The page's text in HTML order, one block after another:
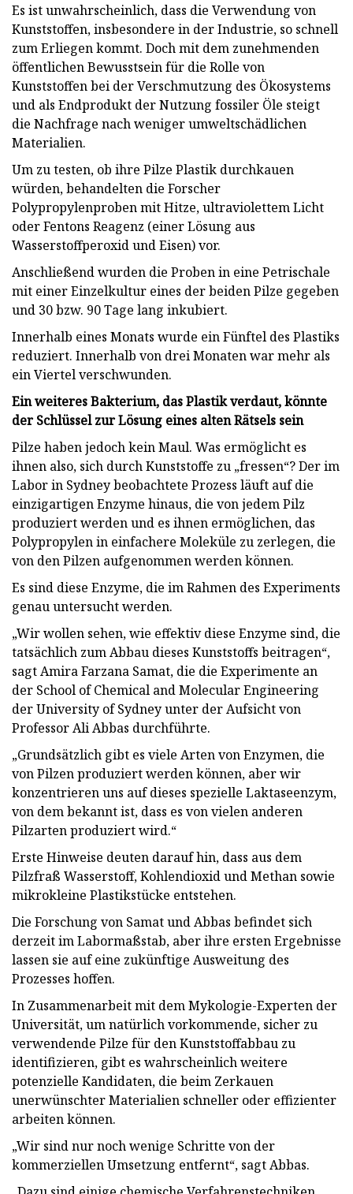
Es ist unwahrscheinlich, dass die Verwendung von
Kunststoffen, insbesondere in der Industrie, so schnell
zum Erliegen kommt. Doch mit dem zunehmenden
öffentlichen Bewusstsein für die Rolle von
Kunststoffen bei der Verschmutzung des Ökosystems
und als Endprodukt der Nutzung fossiler Öle steigt
die Nachfrage nach weniger umweltschädlichen
Materialien.
Um zu testen, ob ihre Pilze Plastik durchkauen
würden, behandelten die Forscher
Polypropylenproben mit Hitze, ultraviolettem Licht
oder Fentons Reagenz (einer Lösung aus
Wasserstoffperoxid und Eisen) vor.
Anschließend wurden die Proben in eine Petrischale
mit einer Einzelkultur eines der beiden Pilze gegeben
und 30 bzw. 90 Tage lang inkubiert.
Innerhalb eines Monats wurde ein Fünftel des Plastiks
reduziert. Innerhalb von drei Monaten war mehr als
ein Viertel verschwunden.
Ein weiteres Bakterium, das Plastik verdaut, könnte
der Schlüssel zur Lösung eines alten Rätsels sein
Pilze haben jedoch kein Maul. Was ermöglicht es
ihnen also, sich durch Kunststoffe zu „fressen“? Der im
Labor in Sydney beobachtete Prozess läuft auf die
einzigartigen Enzyme hinaus, die von jedem Pilz
produziert werden und es ihnen ermöglichen, das
Polypropylen in einfachere Moleküle zu zerlegen, die
von den Pilzen aufgenommen werden können.
Es sind diese Enzyme, die im Rahmen des Experiments
genau untersucht werden.
„Wir wollen sehen, wie effektiv diese Enzyme sind, die
tatsächlich zum Abbau dieses Kunststoffs beitragen“,
sagt Amira Farzana Samat, die die Experimente an
der School of Chemical and Molecular Engineering
der University of Sydney unter der Aufsicht von
Professor Ali Abbas durchführte.
„Grundsätzlich gibt es viele Arten von Enzymen, die
von Pilzen produziert werden können, aber wir
konzentrieren uns auf dieses spezielle Laktaseenzym,
von dem bekannt ist, dass es von vielen anderen
Pilzarten produziert wird.“
Erste Hinweise deuten darauf hin, dass aus dem
Pilzfraß Wasserstoff, Kohlendioxid und Methan sowie
mikrokleine Plastikstücke entstehen.
Die Forschung von Samat und Abbas befindet sich
derzeit im Labormaßstab, aber ihre ersten Ergebnisse
lassen sie auf eine zukünftige Ausweitung des
Prozesses hoffen.
In Zusammenarbeit mit dem Mykologie-Experten der
Universität, um natürlich vorkommende, sicher zu
verwendende Pilze für den Kunststoffabbau zu
identifizieren, gibt es wahrscheinlich weitere
potenzielle Kandidaten, die beim Zerkauen
unerwünschter Materialien schneller oder effizienter
arbeiten können.
„Wir sind nur noch wenige Schritte von der
kommerziellen Umsetzung entfernt“, sagt Abbas.